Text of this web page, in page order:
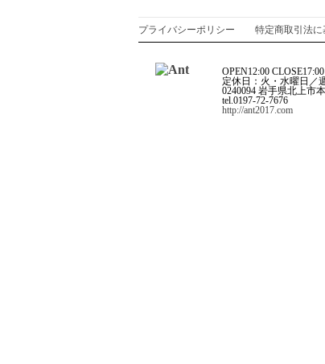
プライバシーポリシー 特定商取引法
OPEN12:00 CLOSE17:00
定休日：火・水曜日／
0240094 岩手県北上市
tel.0197-72-7676
http://ant2017.com